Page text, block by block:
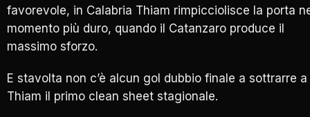
favorevole, in Calabria Thiam rimpicciolisce la porta
momento più duro, quando il Catanzaro produce il
massimo sforzo.
E stavolta non c’è alcun gol dubbio finale a sottrarre a
Thiam il primo clean sheet stagionale.